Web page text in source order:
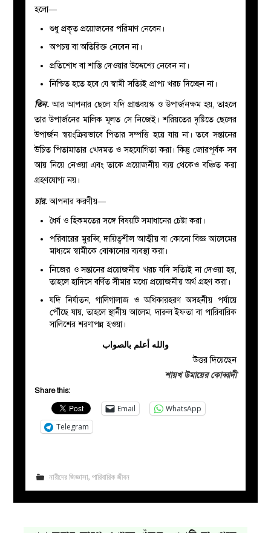
হলো—
শুধু প্রকৃত প্রয়োজনের পরিমাণ নেবেন।
অপচয় বা অতিরিক্ত নেবেন না।
প্রতিশোধ বা শাস্তি দেওয়ার উদ্দেশ্যে নেবেন না।
নিশ্চিত হতে হবে যে স্বামী সত্যিই প্রাপ্য খরচ দিচ্ছেন না।
তিন.আর আপনার ছেলে যদি প্রাপ্তবয়স্ক ও উপার্জনক্ষম হয়, তাহলে
তার উপার্জনের মালিক মূলত সে নিজেই। শরিয়তের দৃষ্টিতে ছেলের
উপার্জন স্বয়ংক্রিয়ভাবে পিতার সম্পত্তি হয়ে যায় না। তবে সন্তানের
উচিত পিতামাতার খেদমত ও সহযোগিতা করা। কিন্তু জোরপূর্বক সব
আয় নিয়ে নেওয়া এবং তাকে প্রয়োজনীয় ব্যয় থেকেও বঞ্চিত করা
গ্রহণযোগ্য নয়।
চার.আপনার করণীয়—
ধৈর্য ও হিকমতের সঙ্গে বিষয়টি সমাধানের চেষ্টা করা।
পরিবারের মুরব্বি, দায়িত্বশীল আত্মীয় বা কোনো বিজ্ঞ আলেমের
মাধ্যমে স্বামীকে বোঝানোর ব্যবস্থা করা।
নিজের ও সন্তানের প্রয়োজনীয় খরচ যদি সত্যিই না দেওয়া হয়,
তাহলে হাদিসে বর্ণিত সীমার মধ্যে প্রয়োজনীয় অর্থ গ্রহণ করা।
যদি নির্যাতন, গালিগালাজ ও অধিকারহরণ অসহনীয় পর্যায়ে
পৌঁছে যায়, তাহলে স্থানীয় আলেম, দারুল ইফতা বা পারিবারিক
সালিশের শরণাপন্ন হওয়া।
والله أعلم بالصواب
উত্তর দিয়েছেন
শায়খ উমায়ের কোব্বাদী
Share this:
Email
WhatsApp
Telegram
নারীদের জিজ্ঞাসা, পারিবারিক জীবন